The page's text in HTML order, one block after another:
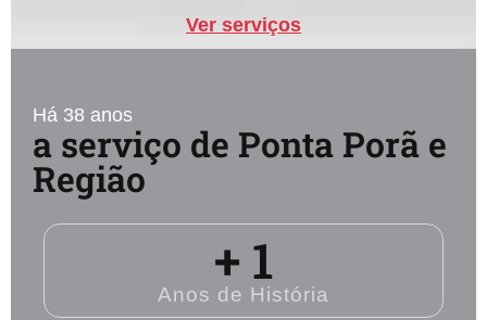
Ver serviços
Há 38 anos
a serviço de Ponta Porã e
Região
Anos de História
+ 1